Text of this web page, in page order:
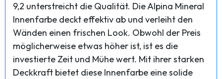
9,2 unterstreicht die Qualität. Die Alpina Mineral
Innenfarbe deckt effektiv ab und verleiht den
Wänden einen frischen Look. Obwohl der Preis
möglicherweise etwas höher ist, ist es die
investierte Zeit und Mühe wert. Mit ihrer starken
Deckkraft bietet diese Innenfarbe eine solide